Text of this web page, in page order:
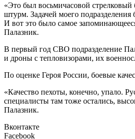
«Это был восьмичасовой стрелковый
штурм. Задачей моего
И вот это было самое
Палазник.
В первый год СВО подразделение
и дроны с тепловизорами, их
По оценке Героя России, боевые
«Качество пехоты, конечно, упало.
специалисты там тоже остались,
Палазник.
Вконтакте
Facebook